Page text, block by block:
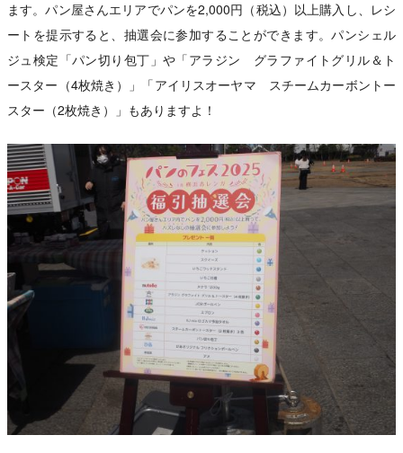
ます。パン屋さんエリアでパンを2,000円（税込）以上購入し、レシ
ートを提示すると、抽選会に参加することができます。パンシェル
ジュ検定「パン切り包丁」や「アラジン グラファイトグリル＆ト
ースター（4枚焼き）」「アイリスオーヤマ スチームカーボントー
スター（2枚焼き）」もありますよ！